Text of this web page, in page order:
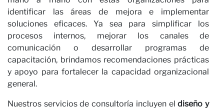
identificar las áreas de mejora e implementar
soluciones eficaces. Ya sea para simplificar los
procesos internos, mejorar los canales de
comunicación o desarrollar programas de
capacitación, brindamos recomendaciones prácticas
y apoyo para fortalecer la capacidad organizacional
general.
Nuestros servicios de consultoría incluyen eldiseño y